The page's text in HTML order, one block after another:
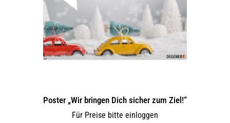
Poster „Wir bringen Dich sicher zum Ziel!“
Für Preise bitte einloggen